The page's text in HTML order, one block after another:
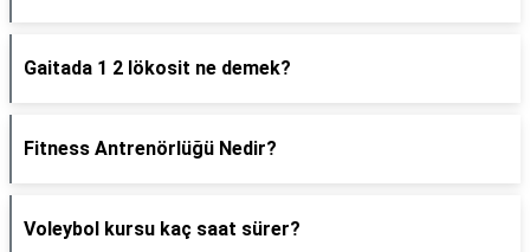
Gaitada 1 2 lökosit ne demek?
Fitness Antrenörlüğü Nedir?
Voleybol kursu kaç saat sürer?